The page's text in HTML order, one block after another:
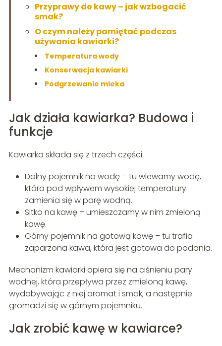
Przyprawy do kawy – jak wzbogacić
smak?
O czym należy pamiętać podczas
używania kawiarki?
Temperatura wody
Konserwacja kawiarki
Podgrzewanie mleka
Jak działa kawiarka? Budowa i
funkcje
Kawiarka składa się z trzech części:
Dolny pojemnik na wodę – tu wlewamy wodę,
która pod wpływem wysokiej temperatury
zamienia się w parę wodną.
Sitko na kawę – umieszczamy w nim zmieloną
kawę.
Górny pojemnik na gotową kawę – tu trafia
zaparzona kawa, która jest gotowa do podania.
Mechanizm kawiarki opiera się na ciśnieniu pary
wodnej, która przepływa przez zmieloną kawę,
wydobywając z niej aromat i smak, a następnie
gromadzi się w górnym pojemniku.
Jak zrobić kawę w kawiarce?